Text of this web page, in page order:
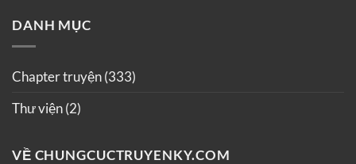
DANH MỤC
Chapter truyện(333)
Thư viện(2)
VỀ CHUNGCUCTRUYENKY.COM